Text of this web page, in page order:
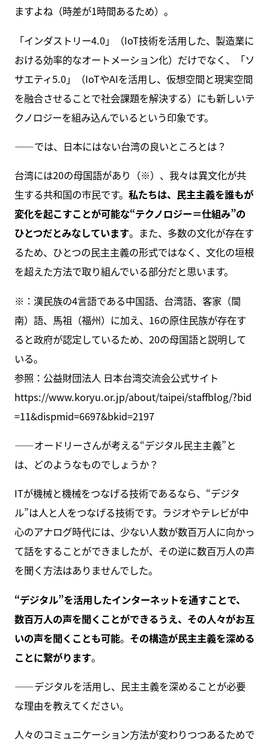
ますよね（時差が1時間あるため）。
「インダストリー4.0」（IoT技術を活用した、製造業に
おける効率的なオートメーション化）だけでなく、「ソ
サエティ5.0」（IoTやAIを活用し、仮想空間と現実空間
を融合させることで社会課題を解決する）にも新しいテ
クノロジーを組み込んでいるという印象です。
――では、日本にはない台湾の良いところとは？
台湾には20の母国語があり（※）、我々は異文化が共
生する共和国の市民です。 私たちは、民主主義を誰もが
変化を起こすことが可能な“テクノロジー＝仕組み”の
ひとつだとみなしています。また、多数の文化が存在す
るため、ひとつの民主主義の形式ではなく、文化の垣根
を超えた方法で取り組んでいる部分だと思います。
※：漢民族の4言語である中国語、台湾語、客家（閩
南）語、馬祖（福州）に加え、16の原住民族が存在す
ると政府が認定しているため、20の母国語と説明して
いる。
参照：公益財団法人 日本台湾交流会公式サイト
https://www.koryu.or.jp/about/taipei/staffblog/?bid
=11&dispmid=6697&bkid=2197
――オードリーさんが考える“デジタル民主主義”と
は、どのようなものでしょうか？
ITが機械と機械をつなげる技術であるなら、“デジタ
ル”は人と人をつなげる技術です。ラジオやテレビが中
心のアナログ時代には、少ない人数が数百万人に向かっ
て話をすることができましたが、その逆に数百万人の声
を聞く方法はありませんでした。
“デジタル”を活用したインターネットを通すことで、
数百万人の声を聞くことができるうえ、その人々がお互
いの声を聞くことも可能。 その構造が民主主義を深める
ことに繋がります。
――デジタルを活用し、民主主義を深めることが必要
な理由を教えてください。
人々のコミュニケーション方法が変わりつつあるためで